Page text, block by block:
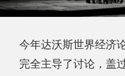
今年达沃斯世界经济
完全主导了讨论，盖